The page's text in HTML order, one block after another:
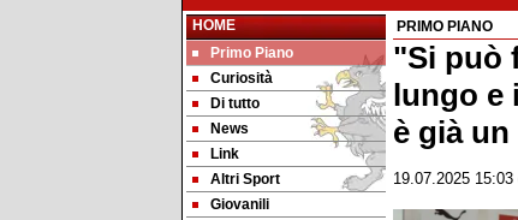
HOME
Primo Piano
Curiosità
Di tutto
News
Link
Altri Sport
Giovanili
PRIMO PIANO
"Si può
lungo e
è già
19.07.2025 15:03